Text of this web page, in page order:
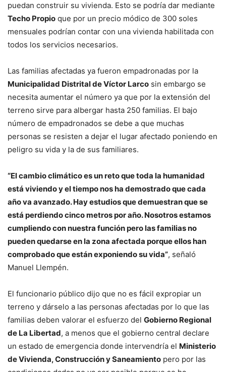
puedan construir su vivienda. Esto se podría dar mediante
Techo Propio que por un precio módico de 300 soles
mensuales podrían contar con una vivienda habilitada con
todos los servicios necesarios.
Las familias afectadas ya fueron empadronadas por la
Municipalidad Distrital de Víctor Larco sin embargo se
necesita aumentar el número ya que por la extensión del
terreno sirve para albergar hasta 250 familias. El bajo
número de empadronados se debe a que muchas
personas se resisten a dejar el lugar afectado poniendo en
peligro su vida y la de sus familiares.
“El cambio climático es un reto que toda la humanidad
está viviendo y el tiempo nos ha demostrado que cada
año va avanzado. Hay estudios que demuestran que se
está perdiendo cinco metros por año. Nosotros estamos
cumpliendo con nuestra función pero las familias no
pueden quedarse en la zona afectada porque ellos han
comprobado que están exponiendo su vida”, señaló
Manuel Llempén.
El funcionario público dijo que no es fácil expropiar un
terreno y dárselo a las personas afectadas por lo que las
familias deben valorar el esfuerzo del Gobierno Regional
de La Libertad, a menos que el gobierno central declare
un estado de emergencia donde intervendría el Ministerio
de Vivienda, Construcción y Saneamiento pero por las